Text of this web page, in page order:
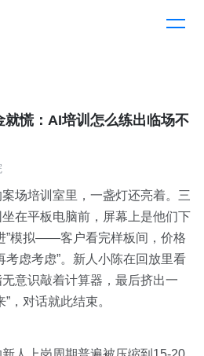
就慌：AI培训怎么练出临场不
场培训室里，一盏灯还亮着。三
在平板电脑前，屏幕上是他们下
”模拟——客户看完样板间，价格
考虑考虑”。新人小陈在回放里看
意识敲着计算器，最后挤出一
，对话就此结束。